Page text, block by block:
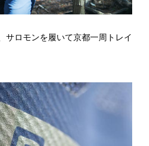
サロモンを履いて京都一周トレイ